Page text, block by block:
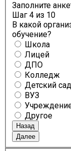
Заполните
Шаг 4 из 10
В какой
обучение?
Школа
Лицей
ДПО
Колледж
Детский сад
ВУЗ
Другое
Назад
Далее